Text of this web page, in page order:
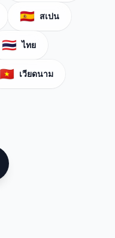
🇪🇸 สเปน
🇹🇭 ไทย
🇻🇳 เวียดนาม